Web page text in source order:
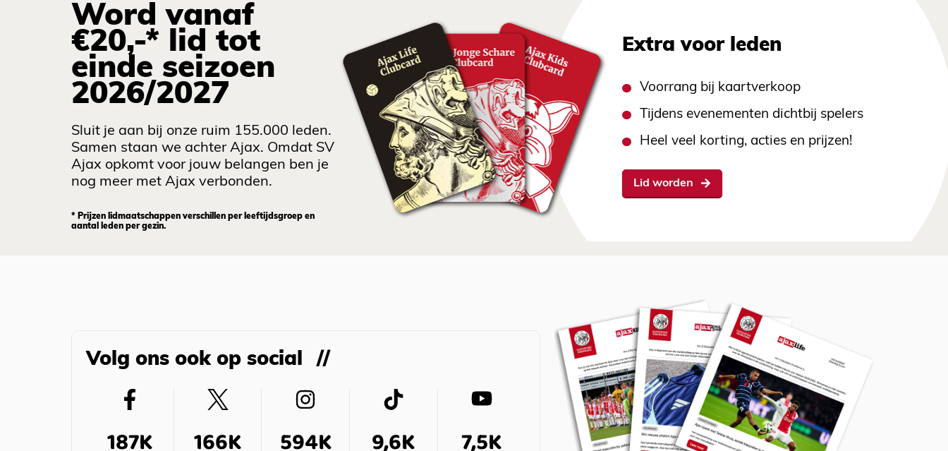
Word vanaf
€20,-* lid tot
einde seizoen
2026/2027
Sluit je aan bij onze ruim 155.000 leden.
Samen staan we achter Ajax. Omdat SV
Ajax opkomt voor jouw belangen ben je
nog meer met Ajax verbonden.
* Prijzen lidmaatschappen verschillen per leeftijdsgroep en
aantal leden per gezin.
Extra voor leden
Voorrang bij kaartverkoop
Tijdens evenementen dichtbij spelers
Heel veel korting, acties en prijzen!
Lid worden
Volg ons ook op social
187K 166K 594K 9,6K 7,5K